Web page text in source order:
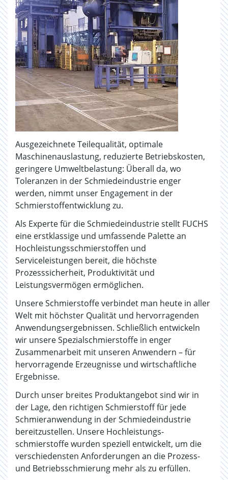
Ausgezeichnete Teilequalität, optimale
Maschinenauslastung, reduzierte Betriebskosten,
geringere Umweltbelastung: Überall da, wo
Toleranzen in der Schmiedeindustrie enger
werden, nimmt unser Engagement in der
Schmierstoffentwicklung zu.
Als Experte für die Schmiedeindustrie stellt FUCHS
eine erstklassige und umfassende Palette an
Hochleistungsschmierstoffen und
Serviceleistungen bereit, die höchste
Prozesssicherheit, Produktivität und
Leistungsvermögen ermöglichen.
Unsere Schmierstoffe verbindet man heute in aller
Welt mit höchster Qualität und hervorragenden
Anwendungsergebnissen. Schließlich entwickeln
wir unsere Spezialschmierstoffe in enger
Zusammenarbeit mit unseren Anwendern – für
hervorragende Erzeugnisse und wirtschaftliche
Ergebnisse.
Durch unser breites Produktangebot sind wir in
der Lage, den richtigen Schmierstoff für jede
Schmieranwendung in der Schmiedeindustrie
bereitzustellen. Unsere Hochleistungs­
schmierstoffe wurden speziell entwickelt, um die
verschiedensten Anforderungen an die Prozess-
und Betriebsschmierung mehr als zu erfüllen.